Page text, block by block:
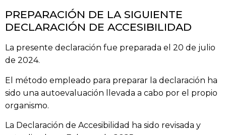
PREPARACIÓN DE LA SIGUIENTE
DECLARACIÓN DE ACCESIBILIDAD
La presente declaración fue preparada el 20 de julio
de 2024.
El método empleado para preparar la declaración ha
sido una autoevaluación llevada a cabo por el propio
organismo.
La Declaración de Accesibilidad ha sido revisada y